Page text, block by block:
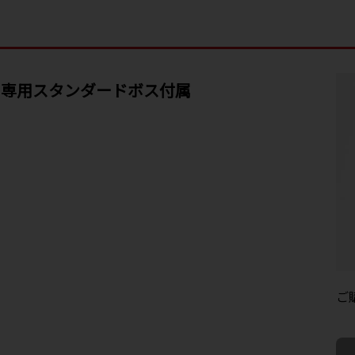
ご
用スタンダードボス付属